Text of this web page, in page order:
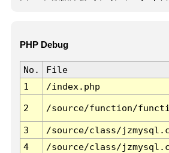
PHP Debug
No. File
1
/index.php
2 /source/function/
3 /source/class/
4
/source/class/